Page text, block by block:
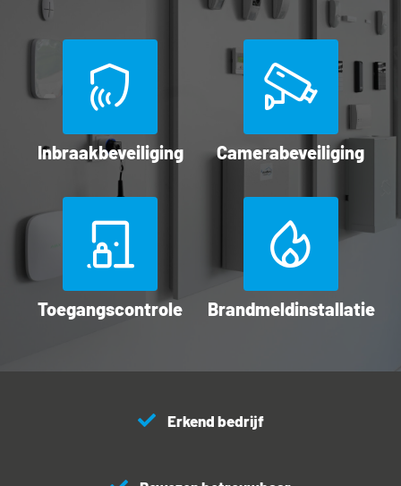
Downloads
Inbraakbeveiliging Camerabeveiliging
Toegangscontrole Brandmeldinstallatie
Erkend bedrijf